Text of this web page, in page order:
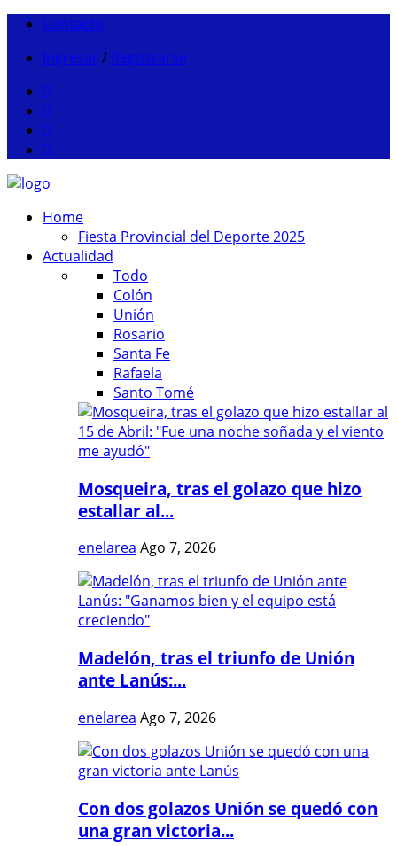
Contacto
Ingresar / Registrarse
Home
Fiesta Provincial del Deporte 2025
Actualidad
Todo
Colón
Unión
Rosario
Santa Fe
Rafaela
Santo Tomé
Mosqueira, tras el golazo que hizo
estallar al...
enelarea Ago 7, 2026
Madelón, tras el triunfo de Unión
ante Lanús:...
enelarea Ago 7, 2026
Con dos golazos Unión se quedó con
una gran victoria...